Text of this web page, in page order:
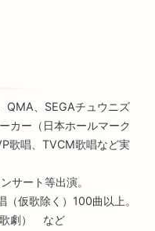
QMA、SEGAチュウニズ
カー（日本ホールマーク
歌唱、TVCM歌唱など実
サート等出演。
仮歌除く）100曲以上。
歌劇） など